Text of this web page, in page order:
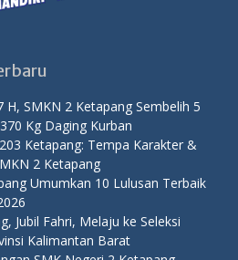
H, SMKN 2 Ketapang Sembelih 5
Kg Daging Kurban
Ketapang: Tempa Karakter &
2 Ketapang
Umumkan 10 Lulusan Terbaik
Jubil Fahri, Melaju ke Seleksi
Kalimantan Barat